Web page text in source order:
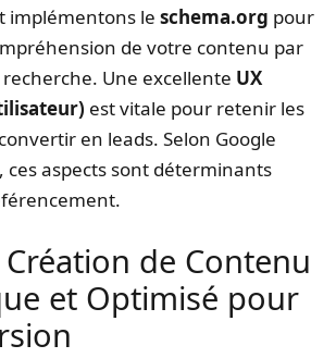
implémentons le schema.org pour
de votre contenu par
Une excellente UX
est vitale pour retenir les
en leads. Selon Google
ces aspects sont déterminants
Création de Contenu
et Optimisé pour